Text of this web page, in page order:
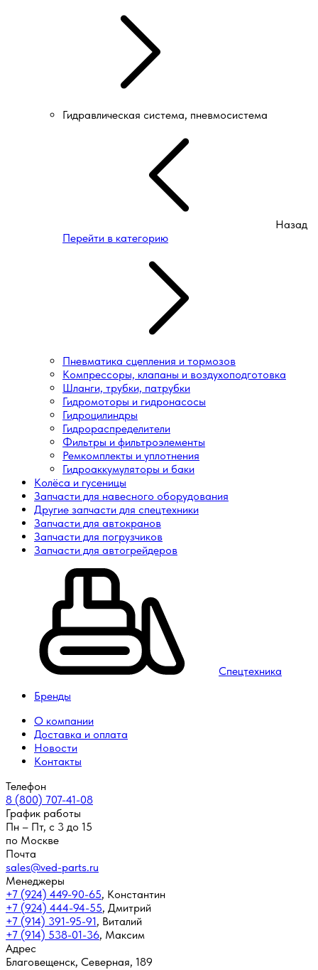
Гидравлическая система, пневмосистема
Назад
Перейти в категорию
Пневматика сцепления и тормозов
Компрессоры, клапаны и воздухоподготовка
Шланги, трубки, патрубки
Гидромоторы и гидронасосы
Гидроцилиндры
Гидрораспределители
Фильтры и фильтроэлементы
Ремкомплекты и уплотнения
Гидроаккумуляторы и баки
Колёса и гусеницы
Запчасти для навесного оборудования
Другие запчасти для спецтехники
Запчасти для автокранов
Запчасти для погрузчиков
Запчасти для автогрейдеров
Спецтехника
Бренды
О компании
Доставка и оплата
Новости
Контакты
Телефон
8 (800) 707-41-08
График работы
Пн – Пт, с 3 до 15
по Москве
Почта
sales@ved-parts.ru
Менеджеры
+7 (924) 449-90-65, Константин
+7 (924) 444-94-55, Дмитрий
+7 (914) 391-95-91, Виталий
+7 (914) 538-01-36, Максим
Адрес
Благовещенск, Северная, 189